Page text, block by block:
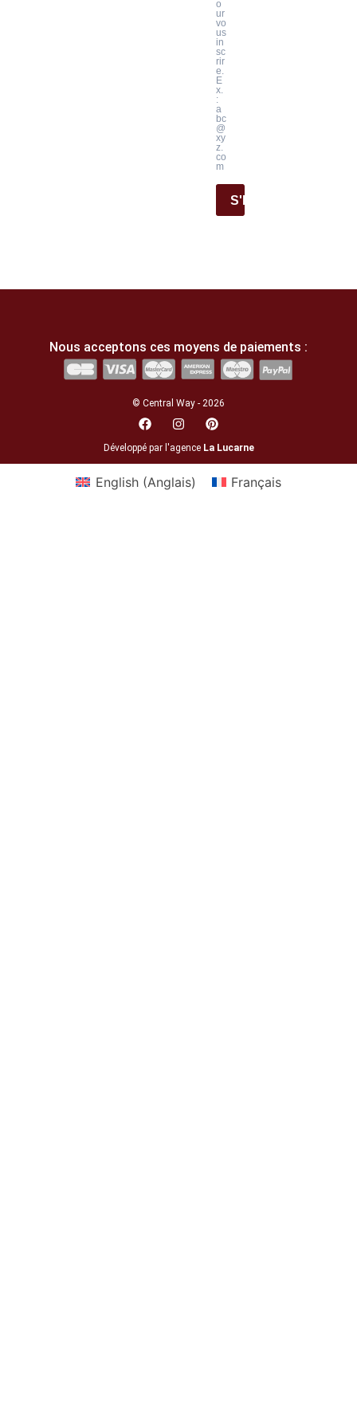
o
ur
vo
us
in
sc
rir
e.
E
x.
:
a
bc
@
xy
z.
co
m
S'INSCRIRE
Nous acceptons ces moyens de paiements :
© Central Way - 2026
Développé par l'agence La Lucarne
English(Anglais) Français